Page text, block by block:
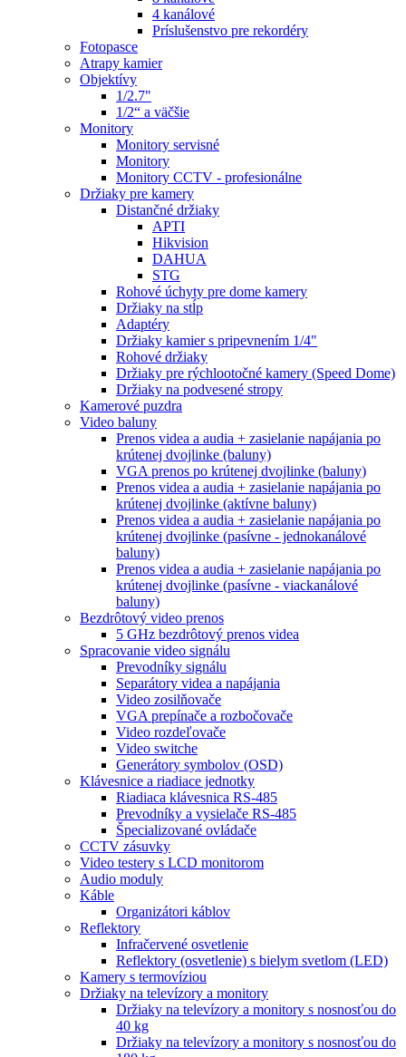
4 kanálové
Príslušenstvo pre rekordéry
Fotopasce
Atrapy kamier
Objektívy
1/2.7"
1/2“ a väčšie
Monitory
Monitory servisné
Monitory
Monitory CCTV - profesionálne
Držiaky pre kamery
Distančné držiaky
APTI
Hikvision
DAHUA
STG
Rohové úchyty pre dome kamery
Držiaky na stĺp
Adaptéry
Držiaky kamier s pripevnením 1/4"
Rohové držiaky
Držiaky pre rýchlootočné kamery (Speed Dome)
Držiaky na podvesené stropy
Kamerové puzdra
Video baluny
Prenos videa a audia + zasielanie napájania po
krútenej dvojlinke (baluny)
VGA prenos po krútenej dvojlinke (baluny)
Prenos videa a audia + zasielanie napájania po
krútenej dvojlinke (aktívne baluny)
Prenos videa a audia + zasielanie napájania po
krútenej dvojlinke (pasívne - jednokanálové
baluny)
Prenos videa a audia + zasielanie napájania po
krútenej dvojlinke (pasívne - viackanálové
baluny)
Bezdrôtový video prenos
5 GHz bezdrôtový prenos videa
Spracovanie video signálu
Prevodníky signálu
Separátory videa a napájania
Video zosilňovače
VGA prepínače a rozbočovače
Video rozdeľovače
Video switche
Generátory symbolov (OSD)
Klávesnice a riadiace jednotky
Riadiaca klávesnica RS-485
Prevodníky a vysielače RS-485
Špecializované ovládače
CCTV zásuvky
Video testery s LCD monitorom
Audio moduly
Káble
Organizátori káblov
Reflektory
Infračervené osvetlenie
Reflektory (osvetlenie) s bielym svetlom (LED)
Kamery s termovíziou
Držiaky na televízory a monitory
Držiaky na televízory a monitory s nosnosťou do
40 kg
Držiaky na televízory a monitory s nosnosťou do